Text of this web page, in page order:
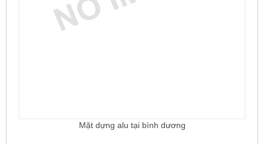
Mặt dựng alu tại bình dương